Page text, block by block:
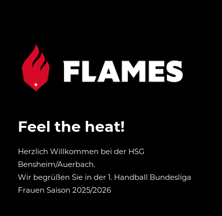
Feel the heat!
Herzlich Willkommen bei der HSG
Bensheim/Auerbach.
Wir begrüßen Sie in der 1. Handball Bundesliga
Frauen Saison 2025/2026